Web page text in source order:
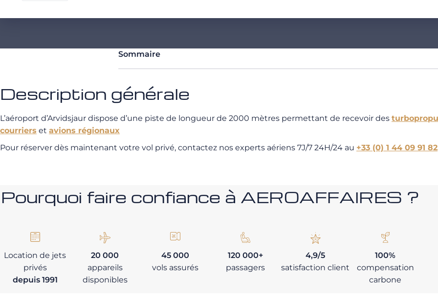
Sommaire
Description générale
L’aéroport d’Arvidsjaur dispose d’une piste de longueur de 2000 mètres permettant de recevoir des
courriers et avions régionaux
Pour réserver dès maintenant votre vol privé, contactez nos experts aériens 7J/7 24H/24 au +33 (0) 1 44 09 91 82
Pourquoi faire confiance à AEROAFFAIRES ?
Location de jets
privés
depuis 1991
20 000
appareils
disponibles
45 000
vols assurés
120 000+
passagers
4,9/5
satisfaction client
100%
compensation
carbone